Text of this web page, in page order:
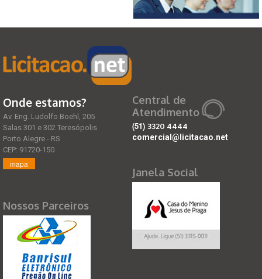
Onde estamos?
Av. Eng. Ludolfo Boehl, 205
Salas 301 e 302 Teresópolis
Porto Alegre - RS
CEP: 91720-150
mapa
Nossos Parceiros
Central de
Atendimento
(51) 3320 4444
comercial@licitacao.net
Janela Social